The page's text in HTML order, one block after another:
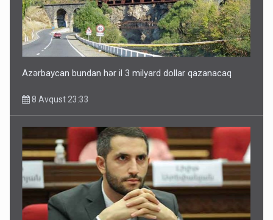
Paşinyan Əliyevə zəng etməsindən danışdı
8 Avqust 16:18
Azərbaycan bundan hər il 3 milyard dollar qazanacaq
8 Avqust 23:33